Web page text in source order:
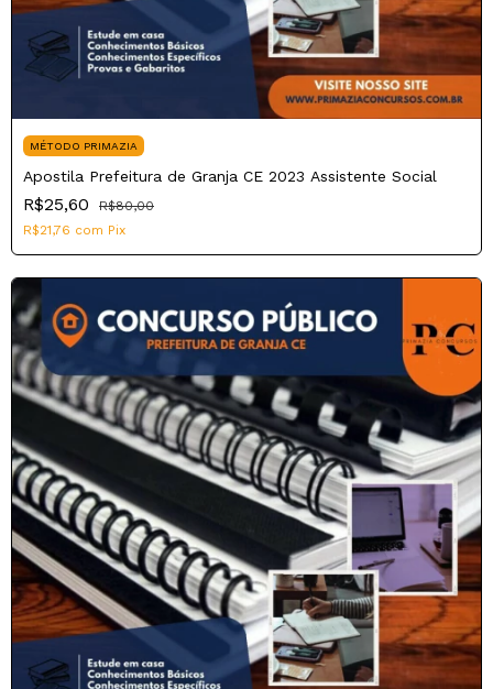
MÉTODO PRIMAZIA
Apostila Prefeitura de Granja CE 2023 Assistente Social
R$25,60
R$80,00
R$21,76 com Pix